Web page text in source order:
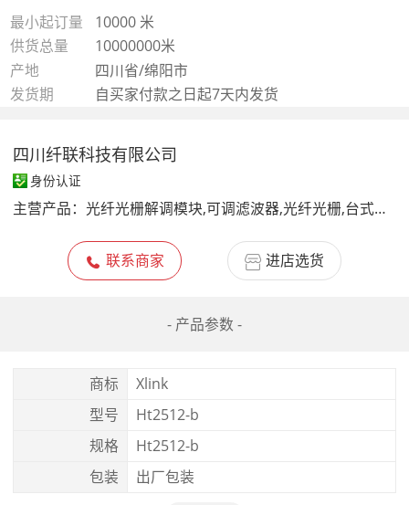
最小起订量
10000 米
供货总量
10000000米
产地
四川省/绵阳市
发货期
自买家付款之日起7天内发货
四川纤联科技有限公司
身份认证
主营产品： 光纤光栅解调模块,可调滤波器,光纤光栅,台式光功率计,特种光纤,FP标准具,1625脉冲激光器,气体检测蝶形激光器,掺铒光纤,掺镱光纤,光环形器,WDM波分复用器
联系商家 进店选货
- 产品参数 -
商标
Xlink
型号
Ht2512-b
规格
Ht2512-b
包装
出厂包装